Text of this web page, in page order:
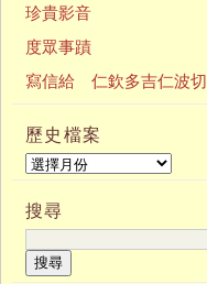
珍貴影音
度眾事蹟
寫信給 仁欽多吉仁波切
歷史檔案
搜尋